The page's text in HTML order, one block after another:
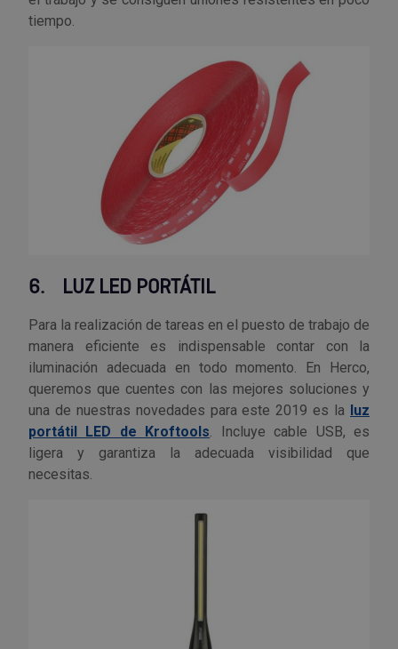
tiempo.
6. LUZ LED PORTÁTIL
Para la realización de tareas en el puesto de trabajo de
manera eficiente es indispensable contar con la
iluminación adecuada en todo momento. En Herco,
queremos que cuentes con las mejores soluciones y
una de nuestras novedades para este 2019 es la luz
portátil LED de Kroftools . Incluye cable USB, es
ligera y garantiza la adecuada visibilidad que
necesitas.